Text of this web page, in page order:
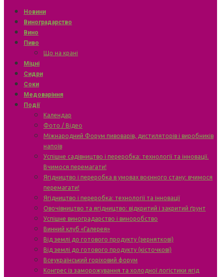
Новини
Виноградарство
Вино
Пиво
Що на крані
Міцні
Сидри
Соки
Медоваріння
Події
Календар
Фото / Відео
Міжнародний Форум пивоварів, дистиляторів і виробників
напоїв
Успішне садівництво і переробка: технології та інновації.
Вчимося перемагати!
Ягідництво і переробка в умовах воєнного стану: вчимося
перемагати!
Ягідництво і переробка: технології та інновації
Овочівництво та ягідництво: відкритий і закритий ґрунт
Успішне виноградарство і виноробство
Винний клуб «Галерея»
Від землі до готового продукту (зерняткові)
Від землі до готового продукту (кісточкові)
Всеукраїнський горіховий форум
Конгрес із заморожування та холодної логістики ягід